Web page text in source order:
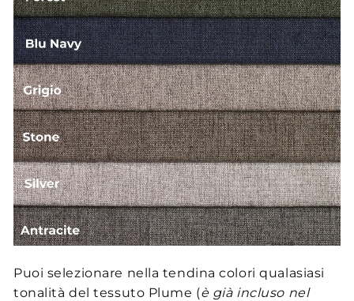
Puoi selezionare nella tendina colori qualasiasi
tonalità del tessuto Plume (è già incluso nel